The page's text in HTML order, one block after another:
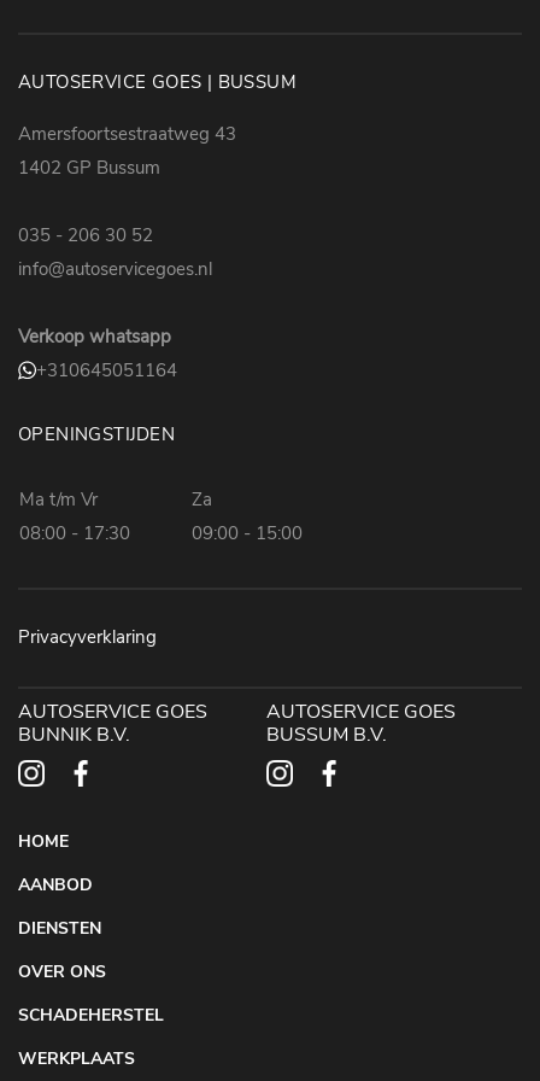
Verlichting & Techniek
2
Dealer onderhouden
AUTOSERVICE GOES | BUSSUM
Amersfoortsestraatweg 43
1402 GP Bussum
035 - 206 30 52
info@autoservicegoes.nl
Verkoop whatsapp
+310645051164
OPENINGSTIJDEN
Ma t/m Vr
08:00 - 17:30
Za
09:00 - 15:00
Privacyverklaring
AUTOSERVICE GOES
BUNNIK B.V.
AUTOSERVICE GOES
BUSSUM B.V.
HOME
AANBOD
DIENSTEN
OVER ONS
SCHADEHERSTEL
WERKPLAATS